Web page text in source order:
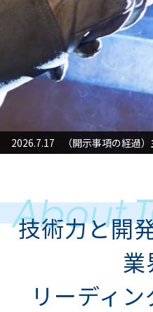
対応」に関するお知らせ
2026.7.17 （開示事項の経過
技術力と開
業
リーディ